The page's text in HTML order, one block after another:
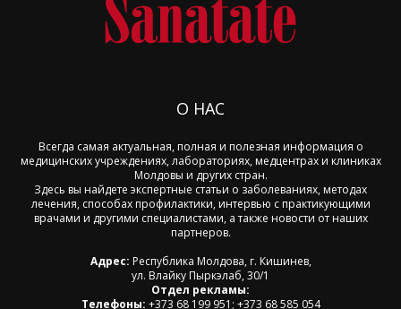
О НАС
Всегда самая актуальная, полная и полезная информация о
медицинских учреждениях, лабораториях, медцентрах и клиниках
Молдовы и других стран.
Здесь вы найдете экспертные статьи о заболеваниях, методах
лечения, способах профилактики, интервью с практикующими
врачами и другими специалистами, а также новости от наших
партнеров.
Адрес: Республика Молдова, г. Кишинев,
ул. Влайку Пыркэлаб, 30/1
Отдел рекламы:
Телефоны: +373 68 199 951; +373 68 585 054